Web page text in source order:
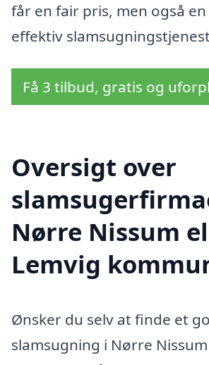
får en fair pris, men også
effektiv
Få 3 tilbud, gratis og
Oversigt over
Nørre Nissum
Lemvig
Ønsker du selv at finde et
slamsugning i Nørre